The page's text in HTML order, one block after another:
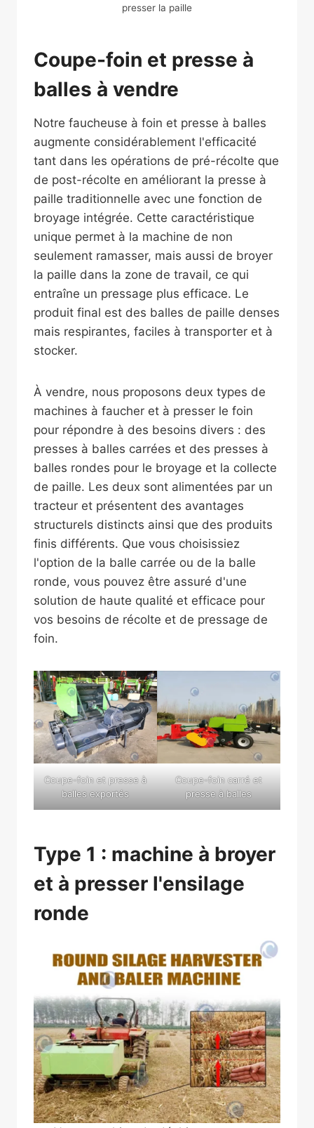
presser la paille
Coupe-foin et presse à
balles à vendre
Notre faucheuse à foin et presse à balles
augmente considérablement l'efficacité
tant dans les opérations de pré-récolte que
de post-récolte en améliorant la presse à
paille traditionnelle avec une fonction de
broyage intégrée. Cette caractéristique
unique permet à la machine de non
seulement ramasser, mais aussi de broyer
la paille dans la zone de travail, ce qui
entraîne un pressage plus efficace. Le
produit final est des balles de paille denses
mais respirantes, faciles à transporter et à
stocker.
À vendre, nous proposons deux types de
machines à faucher et à presser le foin
pour répondre à des besoins divers : des
presses à balles carrées et des presses à
balles rondes pour le broyage et la collecte
de paille. Les deux sont alimentées par un
tracteur et présentent des avantages
structurels distincts ainsi que des produits
finis différents. Que vous choisissiez
l'option de la balle carrée ou de la balle
ronde, vous pouvez être assuré d'une
solution de haute qualité et efficace pour
vos besoins de récolte et de pressage de
foin.
Coupe-foin et presse à
balles exportés
Coupe-foin carré et
presse à balles
Type 1 : machine à broyer
et à presser l'ensilage
ronde